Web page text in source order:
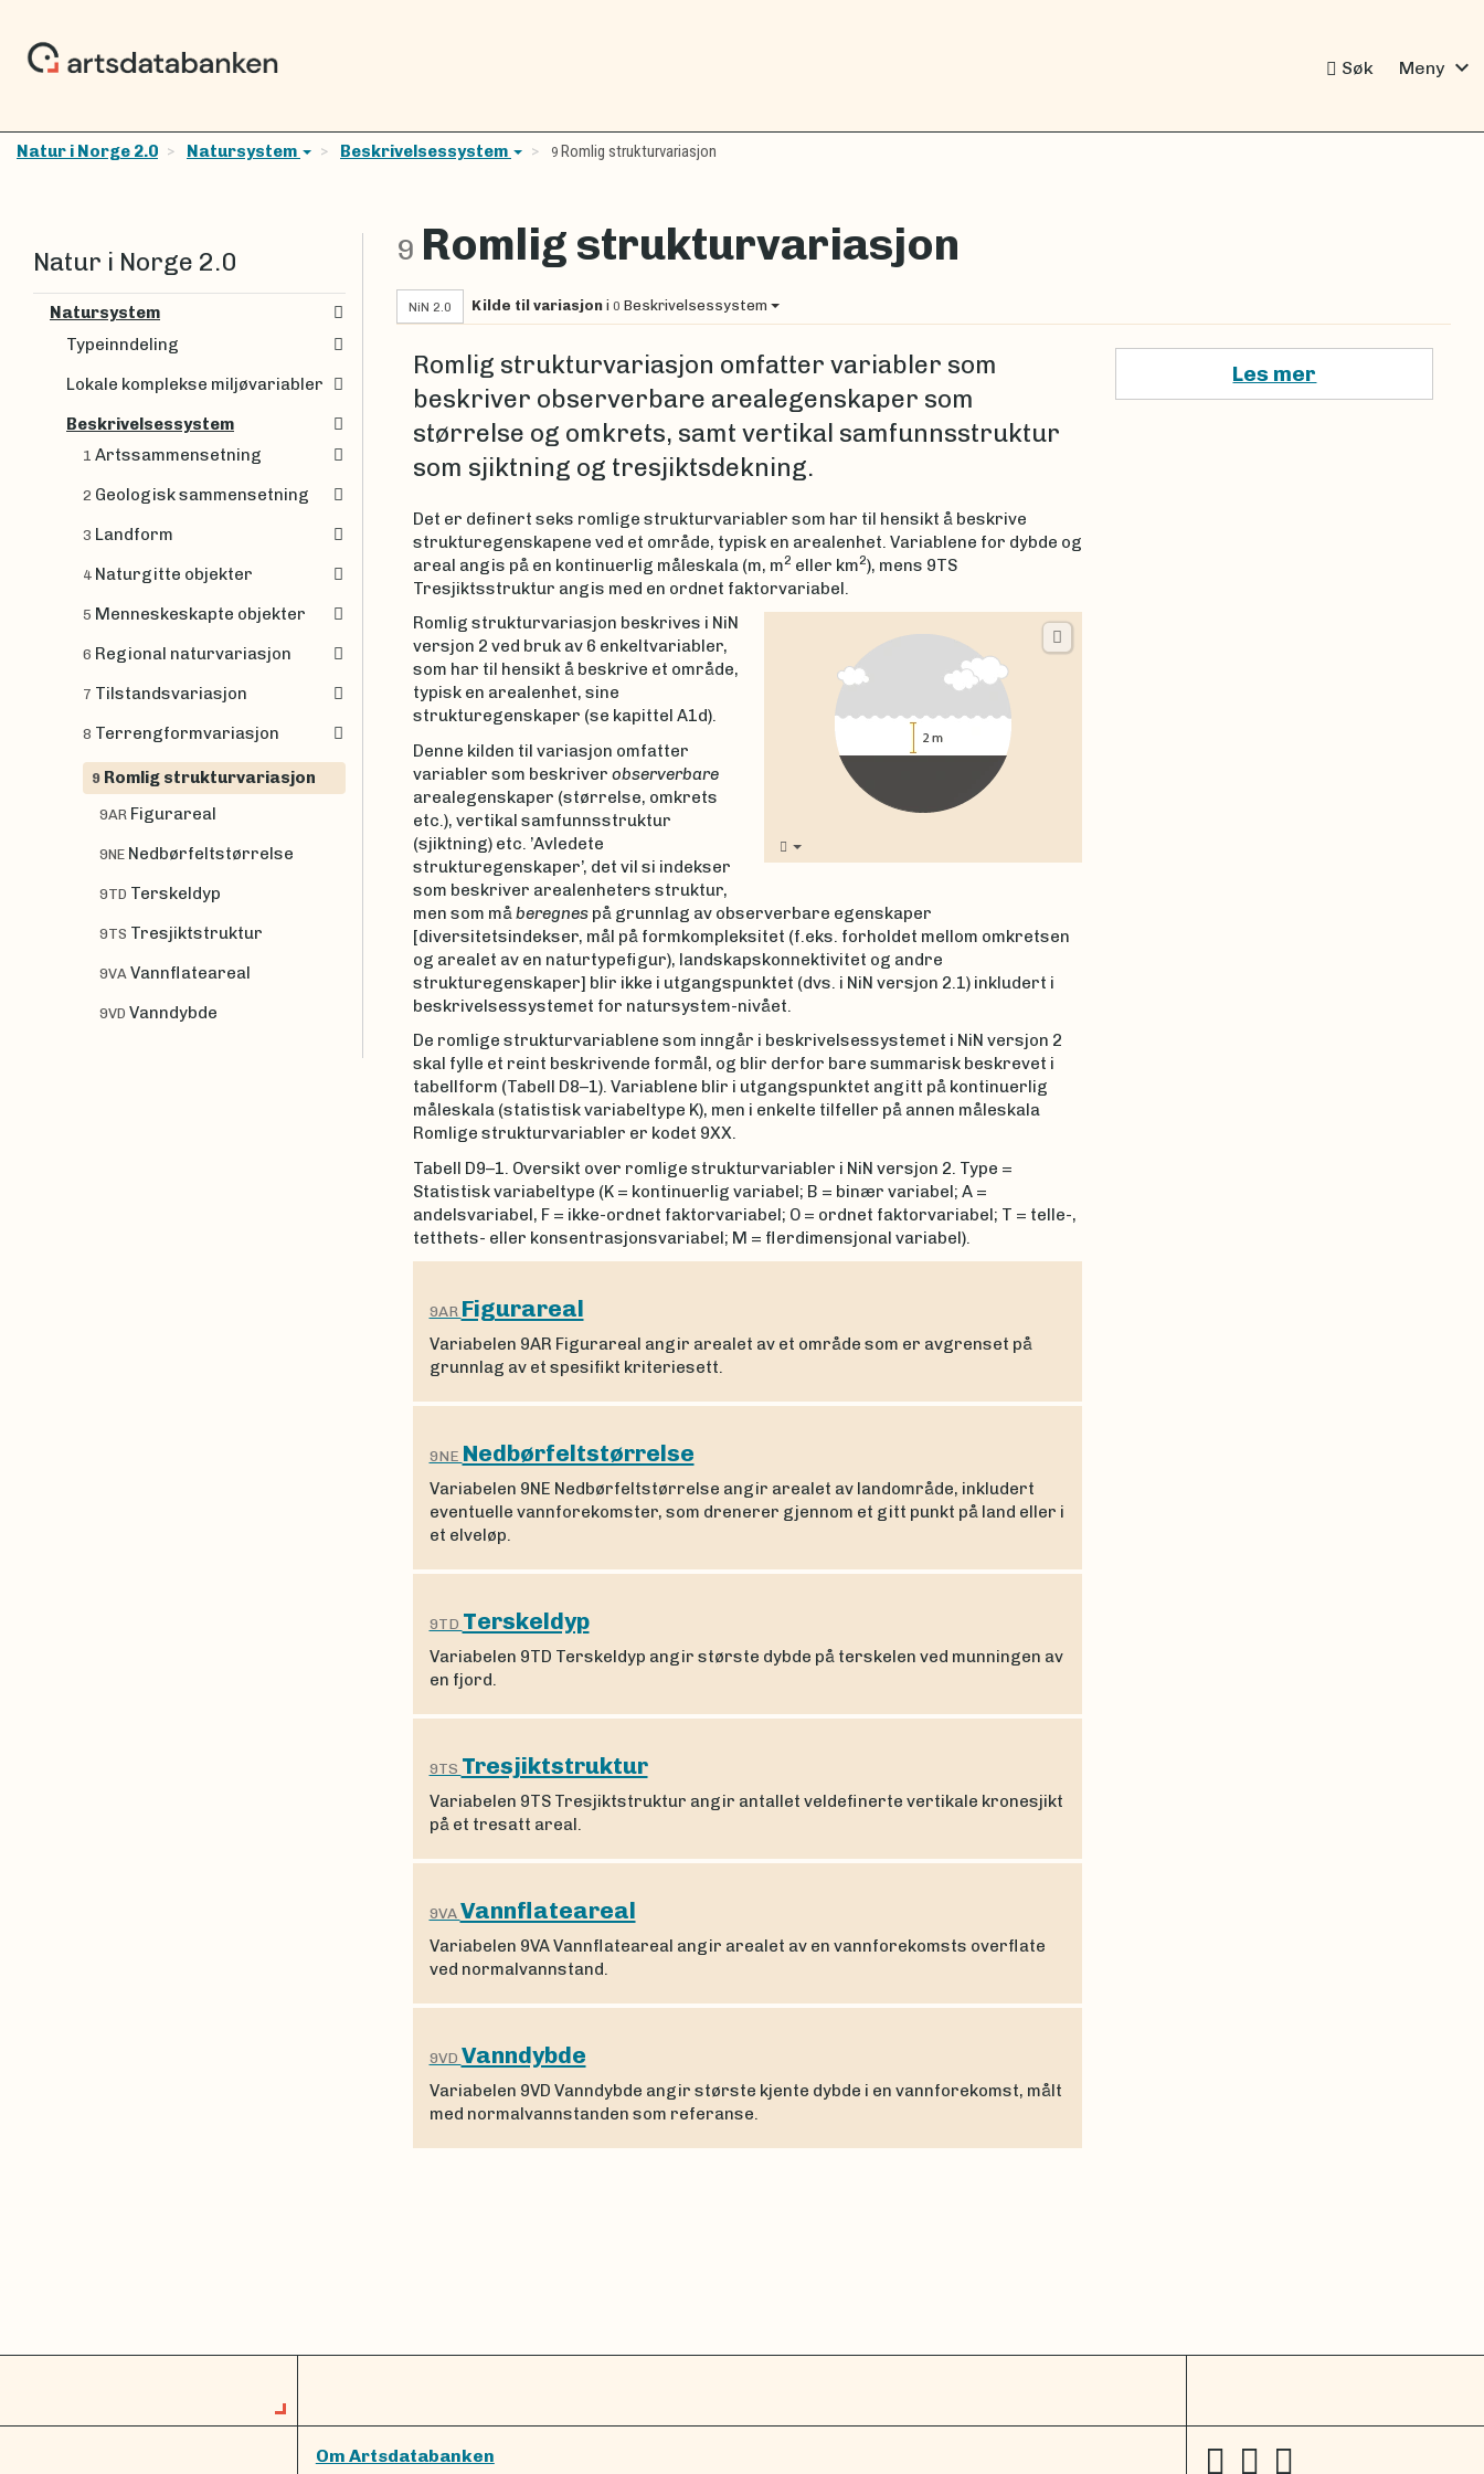
Søk Meny expand_more
Natur i Norge 2.0 Natursystem Beskrivelsessystem 9 Romlig strukturvariasjon
9 Romlig strukturvariasjon
NiN 2.0 Kilde til variasjon i 0 Beskrivelsessystem
Romlig strukturvariasjon omfatter variabler som
beskriver observerbare arealegenskaper som
størrelse og omkrets, samt vertikal samfunnsstruktur
som sjiktning og tresjiktsdekning.
Det er definert seks romlige strukturvariabler som har til hensikt å beskrive
strukturegenskapene ved et område, typisk en arealenhet. Variablene for dybde og
areal angis på en kontinuerlig måleskala (m, m2 eller km2), mens 9TS
Tresjiktsstruktur angis med en ordnet faktorvariabel.
Romlig strukturvariasjon beskrives i NiN
versjon 2 ved bruk av 6 enkeltvariabler,
som har til hensikt å beskrive et område,
typisk en arealenhet, sine
strukturegenskaper (se kapittel A1d).
Denne kilden til variasjon omfatter
variabler som beskriver observerbare
arealegenskaper (størrelse, omkrets
etc.), vertikal samfunnsstruktur
(sjiktning) etc. ’Avledete
strukturegenskaper’, det vil si indekser
som beskriver arealenheters struktur,
men som må beregnespå grunnlag av observerbare egenskaper
[diversitetsindekser, mål på formkompleksitet (f.eks. forholdet mellom omkretsen
og arealet av en naturtypefigur), landskapskonnektivitet og andre
strukturegenskaper] blir ikke i utgangspunktet (dvs. i NiN versjon 2.1) inkludert i
beskrivelsessystemet for natursystem-nivået.
De romlige strukturvariablene som inngår i beskrivelsessystemet i NiN versjon 2
skal fylle et reint beskrivende formål, og blir derfor bare summarisk beskrevet i
tabellform (Tabell D8–1). Variablene blir i utgangspunktet angitt på kontinuerlig
måleskala (statistisk variabeltype K), men i enkelte tilfeller på annen måleskala
Romlige strukturvariabler er kodet 9XX.
Tabell D9–1. Oversikt over romlige strukturvariabler i NiN versjon 2. Type =
Statistisk variabeltype (K = kontinuerlig variabel; B = binær variabel; A =
andelsvariabel, F = ikke-ordnet faktorvariabel; O = ordnet faktorvariabel; T = telle-,
tetthets- eller konsentrasjonsvariabel; M = flerdimensjonal variabel).
9AR Figurareal
Variabelen 9AR Figurareal angir arealet av et område som er avgrenset på
grunnlag av et spesifikt kriteriesett.
9NE Nedbørfeltstørrelse
Variabelen 9NE Nedbørfeltstørrelse angir arealet av landområde, inkludert
eventuelle vannforekomster, som drenerer gjennom et gitt punkt på land eller i
et elveløp.
9TD Terskeldyp
Variabelen 9TD Terskeldyp angir største dybde på terskelen ved munningen av
en fjord.
9TS Tresjiktstruktur
Variabelen 9TS Tresjiktstruktur angir antallet veldefinerte vertikale kronesjikt
på et tresatt areal.
9VAVannflateareal
Variabelen 9VA Vannflateareal angir arealet av en vannforekomsts overflate
ved normalvannstand.
9VD Vanndybde
Variabelen 9VD Vanndybde angir største kjente dybde i en vannforekomst, målt
med normalvannstanden som referanse.
Les mer
Natur i Norge 2.0
Natursystem
Typeinndeling
Lokale komplekse miljøvariabler
Beskrivelsessystem
1 Artssammensetning
2 Geologisk sammensetning
3 Landform
4 Naturgitte objekter
5 Menneskeskapte objekter
6 Regional naturvariasjon
7 Tilstandsvariasjon
8 Terrengformvariasjon
9 Romlig strukturvariasjon
9AR Figurareal
9NE Nedbørfeltstørrelse
9TD Terskeldyp
9TS Tresjiktstruktur
9VA Vannflateareal
9VD Vanndybde
Om Artsdatabanken